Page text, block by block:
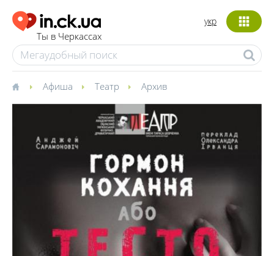
Ты в Черкассах
укр
Афиша Театр Архив